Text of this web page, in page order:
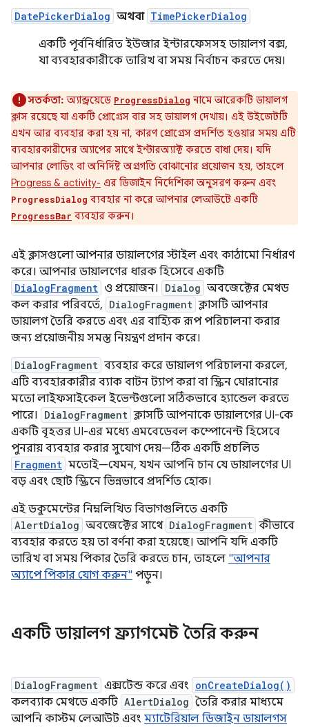
DatePickerDialog অথবা TimePickerDialog
একটি পূর্বনির্ধারিত ইউজার ইন্টারফেসসহ ডায়ালগ বক্স,
যা ব্যবহারকারীকে তারিখ বা সময় নির্বাচন করতে দেয়।
সতর্কতা: অ্যান্ড্রয়েডে ProgressDialog নামে আরেকটি ডায়ালগ
ক্লাস রয়েছে যা একটি প্রোগ্রেস বার সহ ডায়ালগ দেখায়। এই উইজেটটি
এখন আর ব্যবহার করা হয় না, কারণ প্রোগ্রেস প্রদর্শিত হওয়ার সময় এটি
ব্যবহারকারীদের অ্যাপের সাথে ইন্টারঅ্যাক্ট করতে বাধা দেয়। যদি
আপনার লোডিং বা অনির্দিষ্ট অগ্রগতি বোঝানোর প্রয়োজন হয়, তাহলে
Progress & activity- এর ডিজাইন নির্দেশিকা অনুসরণ করুন এবং
ProgressDialog ব্যবহার না করে আপনার লেআউটে একটি
ProgressBar ব্যবহার করুন।
এই ক্লাসগুলো আপনার ডায়ালগের স্টাইল এবং কাঠামো নির্ধারণ
করে। আপনার ডায়ালগের ধারক হিসেবে একটি
DialogFragment ও প্রয়োজন। Dialog অবজেক্টের মেথড
কল করার পরিবর্তে, DialogFragment ক্লাসটি আপনার
ডায়ালগ তৈরি করতে এবং এর বাহ্যিক রূপ পরিচালনা করার
জন্য প্রয়োজনীয় সমস্ত নিয়ন্ত্রণ প্রদান করে।
DialogFragment ব্যবহার করে ডায়ালগ পরিচালনা করলে,
এটি ব্যবহারকারীর ব্যাক বাটন ট্যাপ করা বা স্ক্রিন ঘোরানোর
মতো লাইফসাইকেল ইভেন্টগুলো সঠিকভাবে হ্যান্ডেল করতে
পারে।
DialogFragment ক্লাসটি আপনাকে ডায়ালগের UI-কে
একটি বৃহত্তর UI-এর মধ্যে এমবেডেবল কম্পোনেন্ট হিসেবে
পুনরায় ব্যবহার করার সুযোগ দেয়—ঠিক একটি প্রচলিত
Fragment মতোই—যেমন, যখন আপনি চান যে ডায়ালগের UI
বড় এবং ছোট স্ক্রিনে ভিন্নভাবে প্রদর্শিত হোক।
এই ডকুমেন্টের নিম্নলিখিত বিভাগগুলিতে একটি
AlertDialog অবজেক্টের সাথে DialogFragment কীভাবে
ব্যবহার করতে হয় তা বর্ণনা করা হয়েছে। আপনি যদি একটি
তারিখ বা সময় পিকার তৈরি করতে চান, তাহলে "আপনার
অ্যাপে পিকার যোগ করুন" পড়ুন।
একটি ডায়ালগ ফ্র্যাগমেন্ট তৈরি করুন
DialogFragment এক্সটেন্ড করে এবং onCreateDialog()
কলব্যাক মেথডে একটি AlertDialog তৈরি করার মাধ্যমে
আপনি কাস্টম লেআউট এবং ম্যাটেরিয়াল ডিজাইন ডায়ালগস